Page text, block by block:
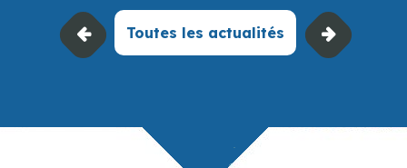
Toutes les actualités